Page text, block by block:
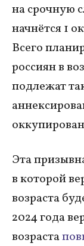
на срочную
начнётся 1
Всего
россиян в
подлежат
Эта
в которой
возраста
2024 года
возраста